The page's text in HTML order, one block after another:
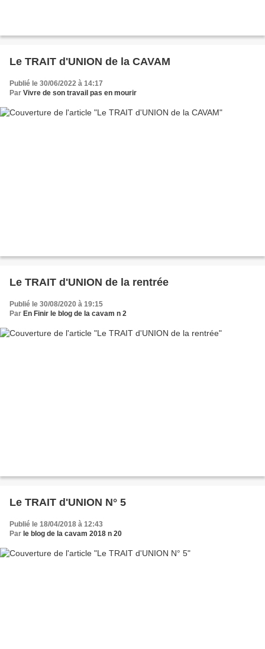
Le TRAIT d'UNION de la CAVAM
Publié le 30/06/2022 à 14:17
Par Vivre de son travail pas en mourir
Le TRAIT d'UNION de la rentrée
Publié le 30/08/2020 à 19:15
Par En Finir le blog de la cavam n 2
Le TRAIT d'UNION N° 5
Publié le 18/04/2018 à 12:43
Par le blog de la cavam 2018 n 20